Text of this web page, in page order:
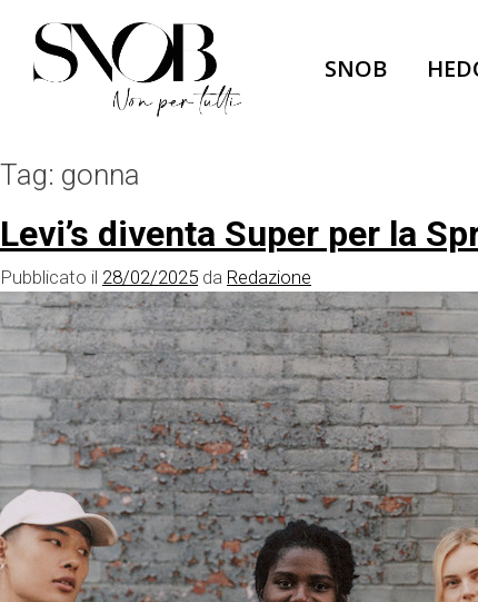
content
SNOB
Tag: gonna
Levi’s diventa Super per la
Pubblicato il 28/02/2025 da Redazione